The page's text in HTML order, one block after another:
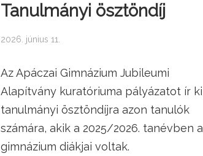
Tanulmányi ösztöndíj
2026. június 11.
Az Apáczai Gimnázium Jubileumi
Alapítvány kuratóriuma pályázatot ír ki
tanulmányi ösztöndíjra azon tanulók
számára, akik a 2025/2026. tanévben a
gimnázium diákjai voltak.